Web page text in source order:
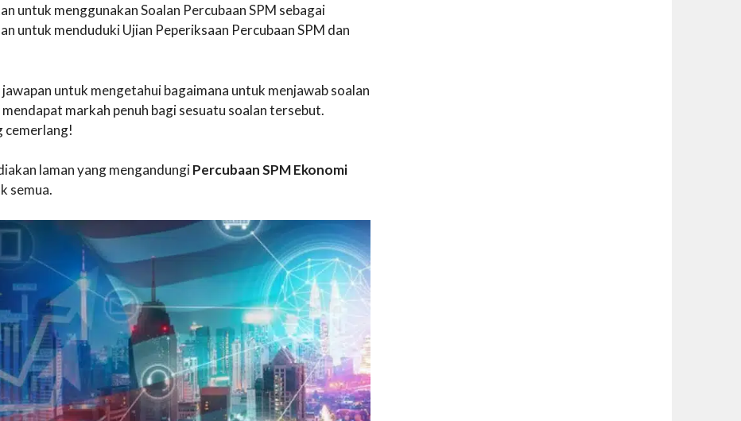
untuk menggunakan Soalan Percubaan SPM sebagai
untuk menduduki Ujian Peperiksaan Percubaan SPM dan
untuk mengetahui bagaimana untuk menjawab soalan
markah penuh bagi sesuatu soalan tersebut.
cemerlang!
laman yang mengandungiPercubaan SPM Ekonomi
semua.